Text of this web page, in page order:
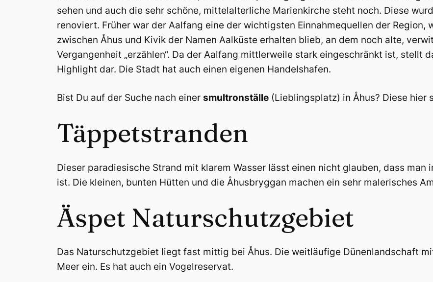
sehen und auch die sehr schöne, mittelalterliche Marienkirche steht noch. Diese
renoviert. Früher war der Aalfang eine der wichtigsten Einnahmequellen der Region,
zwischen Åhus und Kivik der Namen Aalküste erhalten blieb, an dem noch alte,
Vergangenheit „erzählen“. Da der Aalfang mittlerweile stark eingeschränkt ist, stellt
Highlight dar. Die Stadt hat auch einen eigenen Handelshafen.
Bist Du auf der Suche nach einer smultronställe(Lieblingsplatz) in Åhus? Diese hier
Täppetstranden
Dieser paradiesische Strand mit klarem Wasser lässt einen nicht glauben, dass man
ist. Die kleinen, bunten Hütten und die Åhusbryggan machen ein sehr malerisches
Äspet Naturschutzgebiet
Das Naturschutzgebiet liegt fast mittig bei Åhus. Die weitläufige Dünenlandschaft
Meer ein. Es hat auch ein Vogelreservat.